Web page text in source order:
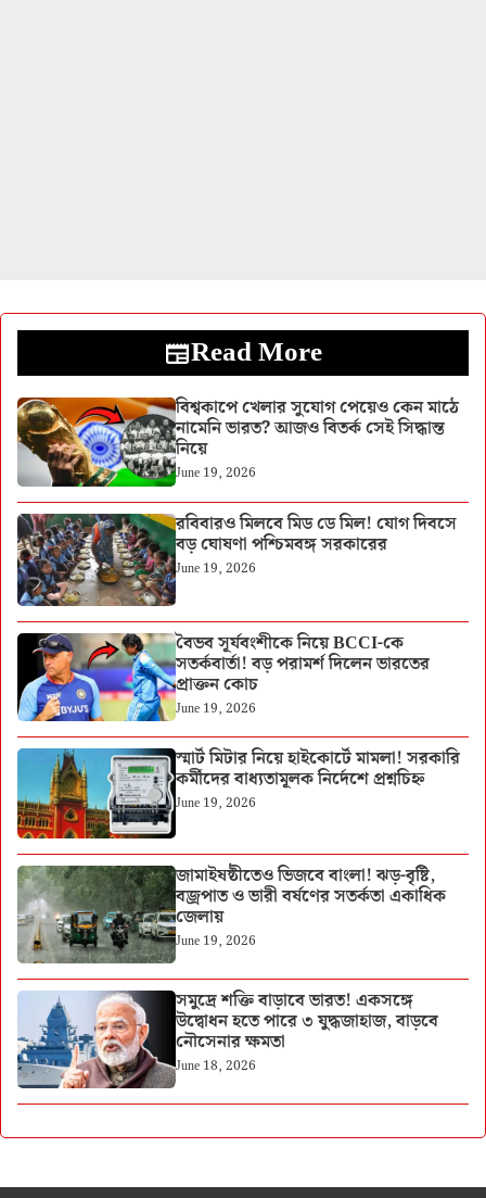
Read More
বিশ্বকাপে খেলার সুযোগ পেয়েও কেন মাঠে
নামেনি ভারত? আজও বিতর্ক সেই সিদ্ধান্ত
নিয়ে
June 19, 2026
রবিবারও মিলবে মিড ডে মিল! যোগ দিবসে
বড় ঘোষণা পশ্চিমবঙ্গ সরকারের
June 19, 2026
বৈভব সূর্যবংশীকে নিয়ে BCCI-কে
সতর্কবার্তা! বড় পরামর্শ দিলেন ভারতের
প্রাক্তন কোচ
June 19, 2026
স্মার্ট মিটার নিয়ে হাইকোর্টে মামলা! সরকারি
কর্মীদের বাধ্যতামূলক নির্দেশে প্রশ্নচিহ্ন
June 19, 2026
জামাইষষ্ঠীতেও ভিজবে বাংলা! ঝড়-বৃষ্টি,
বজ্রপাত ও ভারী বর্ষণের সতর্কতা একাধিক
জেলায়
June 19, 2026
সমুদ্রে শক্তি বাড়াবে ভারত! একসঙ্গে
উদ্বোধন হতে পারে ৩ যুদ্ধজাহাজ, বাড়বে
নৌসেনার ক্ষমতা
June 18, 2026